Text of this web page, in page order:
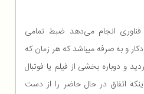
فناوری انجام می‌دهد ضبط تمامی
و به صرفه میباشد که هر زمان که
و دوباره بخشی از فیلم یا فوتبال
اتفاق در حال حاضر را از دست